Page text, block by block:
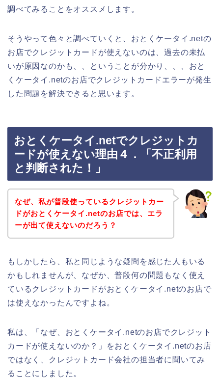
調べてみることをオススメします。
そうやって色々と調べていくと、おとくケータイ.netの
お店でクレジットカードが使えないのは、過去の未払
いが原因なのかも、、ということが分かり、、、おと
くケータイ.netのお店でクレジットカードエラーが発生
した問題を解決できると思います。
おとくケータイ.netでクレジットカ
ードが使えない理由４．「不正利用
と判断された！」
なぜ、私が普段使っているクレジットカー
ドがおとくケータイ.netのお店では、エラ
ーが出て使えないのだろう？
もしかしたら、私と同じような疑問を感じた人もいる
かもしれませんが、なぜか、普段何の問題もなく使え
ているクレジットカードがおとくケータイ.netのお店で
は使えなかったんですよね。
私は、「なぜ、おとくケータイ.netのお店でクレジット
カードが使えないのか？」をおとくケータイ.netのお店
ではなく、クレジットカード会社の担当者に聞いてみ
ることにしました。